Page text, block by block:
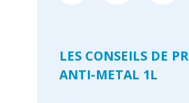
LES CONSEILS DE
ANTI-METAL 1L